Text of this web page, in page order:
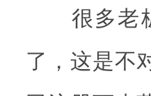
很多老板
了，这是不